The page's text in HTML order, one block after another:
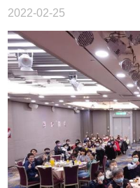
2022-02-25